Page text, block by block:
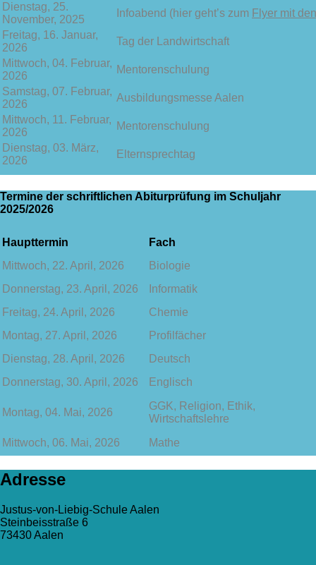
Dienstag, 25.
November, 2025
Infoabend (hier geht’s zum Flyer mit
Freitag, 16. Januar,
2026
Tag der Landwirtschaft
Mittwoch, 04. Februar,
2026
Mentorenschulung
Samstag, 07. Februar,
2026
Ausbildungsmesse Aalen
Mittwoch, 11. Februar,
2026
Mentorenschulung
Dienstag, 03. März,
2026
Elternsprechtag
Termine der schriftlichen Abiturprüfung im Schuljahr
2025/2026
Haupttermin
Fach
Mittwoch, 22. April, 2026
Biologie
Donnerstag, 23. April, 2026
Informatik
Freitag, 24. April, 2026
Chemie
Montag, 27. April, 2026
Profilfächer
Dienstag, 28. April, 2026
Deutsch
Donnerstag, 30. April, 2026
Englisch
Montag, 04. Mai, 2026
GGK, Religion, Ethik,
Wirtschaftslehre
Mittwoch, 06. Mai, 2026
Mathe
Adresse
Justus-von-Liebig-Schule Aalen
Steinbeisstraße 6
73430 Aalen